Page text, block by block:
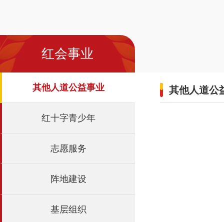
红会事业
其他人道公益事业
红十字青少年
志愿服务
阵地建设
基层组织
其他人道公